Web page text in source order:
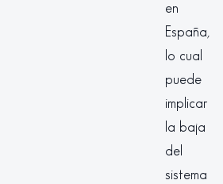
en
España,
lo cual
puede
implicar
la baja
del
sistema